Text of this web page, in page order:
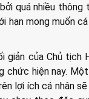
quá nhiều thông
hạn mong muốn
giản của Chủ tịch
chức hiện nay.
lợi ích cá nhân